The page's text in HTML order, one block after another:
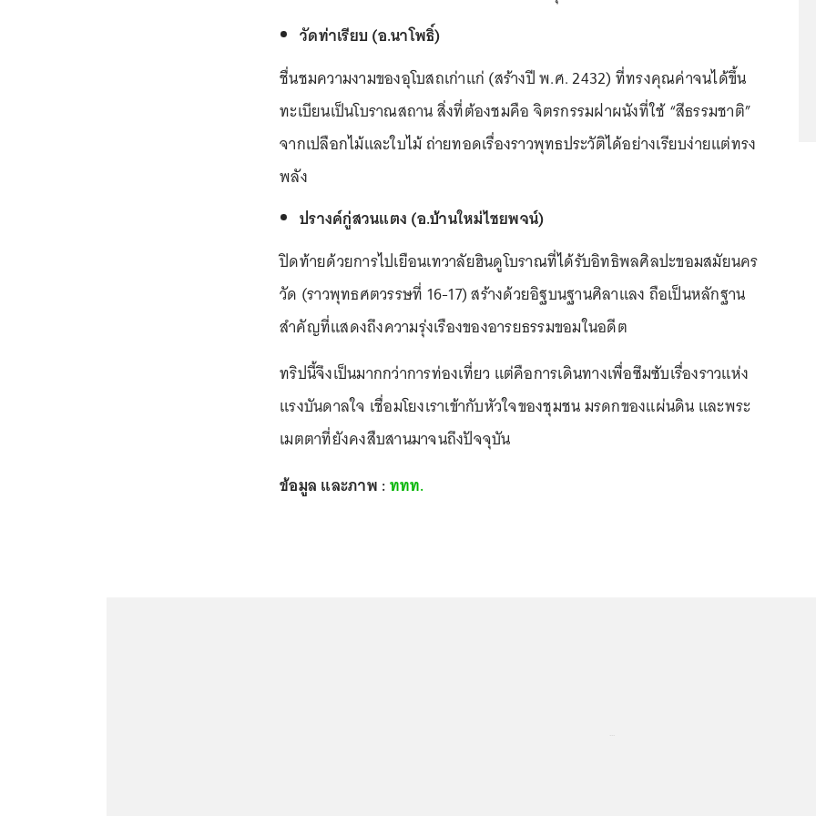
วัดท่าเรียบ (อ.นาโพธิ์)
ชื่นชมความงามของอุโบสถเก่าแก่ (สร้างปี พ.ศ. 2432) ที่ทรงคุณค่าจนได้ขึ้น
ทะเบียนเป็นโบราณสถาน สิ่งที่ต้องชมคือ จิตรกรรมฝาผนังที่ใช้ “สีธรรมชาติ”
จากเปลือกไม้และใบไม้ ถ่ายทอดเรื่องราวพุทธประวัติได้อย่างเรียบง่ายแต่ทรง
พลัง
ปรางค์กู่สวนแตง (อ.บ้านใหม่ไชยพจน์)
ปิดท้ายด้วยการไปเยือนเทวาลัยฮินดูโบราณที่ได้รับอิทธิพลศิลปะขอมสมัยนคร
วัด (ราวพุทธศตวรรษที่ 16-17) สร้างด้วยอิฐบนฐานศิลาแลง ถือเป็นหลักฐาน
สำคัญที่แสดงถึงความรุ่งเรืองของอารยธรรมขอมในอดีต
ทริปนี้จึงเป็นมากกว่าการท่องเที่ยว แต่คือการเดินทางเพื่อซึมซับเรื่องราวแห่ง
แรงบันดาลใจ เชื่อมโยงเราเข้ากับหัวใจของชุมชน มรดกของแผ่นดิน และพระ
เมตตาที่ยังคงสืบสานมาจนถึงปัจจุบัน
ข้อมูล และภาพ :ททท.